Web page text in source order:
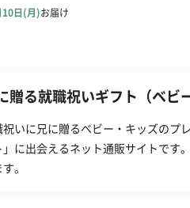
贈る就職祝いギフト（ベビ
祝いに兄に贈るベビー・キッズのプ
」に出会えるネット通販サイトです
。